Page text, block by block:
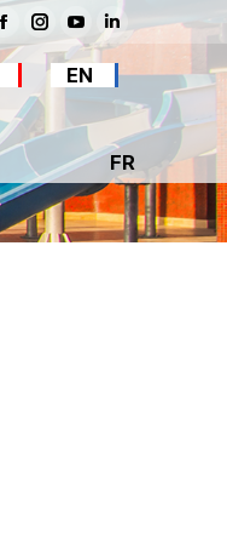
FacebookInstagram
YouTubeLinkedin
EN
FR
EN
FR